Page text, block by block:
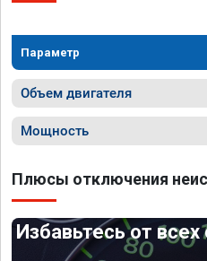
Параметр
Объем двигателя
Мощность
Плюсы отключения
Избавьтесь от